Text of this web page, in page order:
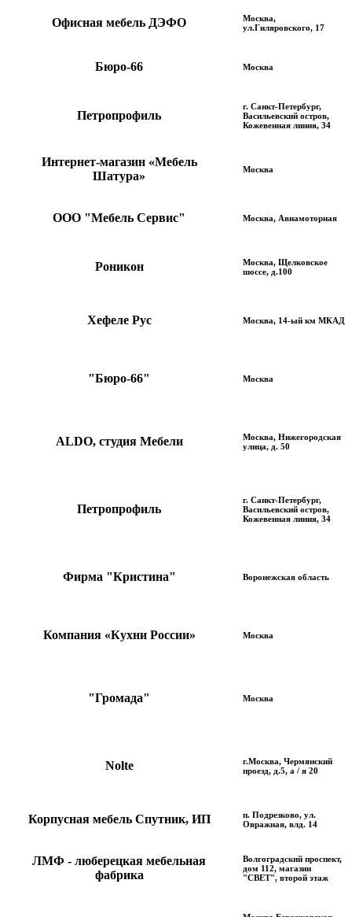
Офисная мебель ДЭФО
Москва,
ул.Гиляровского, 17
Бюро-66 Москва
Петропрофиль
г. Санкт-Петербург,
Васильевский остров,
Кожевенная линия, 34
Интернет-магазин «Мебель
Шатура»
Москва
ООО "Мебель Сервис" Москва, Авиамоторная
Роникон
Москва, Щелковское
шоссе, д.100
Хефеле Рус Москва, 14-ый км МКАД
"Бюро-66" Москва
ALDO, cтудия Мебели
Москва, Нижегородская
улица, д. 50
Петропрофиль
г. Санкт-Петербург,
Васильевский остров,
Кожевенная линия, 34
Фирма "Кристина" Воронежская область
Компания «Кухни России» Москва
"Громада" Москва
Nolte
г.Москва, Чермянский
проезд, д.5, а / я 20
Корпусная мебель Спутник, ИП
п. Подрезково, ул.
Овражная, влд. 14
ЛМФ - люберецкая мебельная
фабрика
Волгоградский проспект,
дом 112, магазин
"СВЕТ", второй этаж